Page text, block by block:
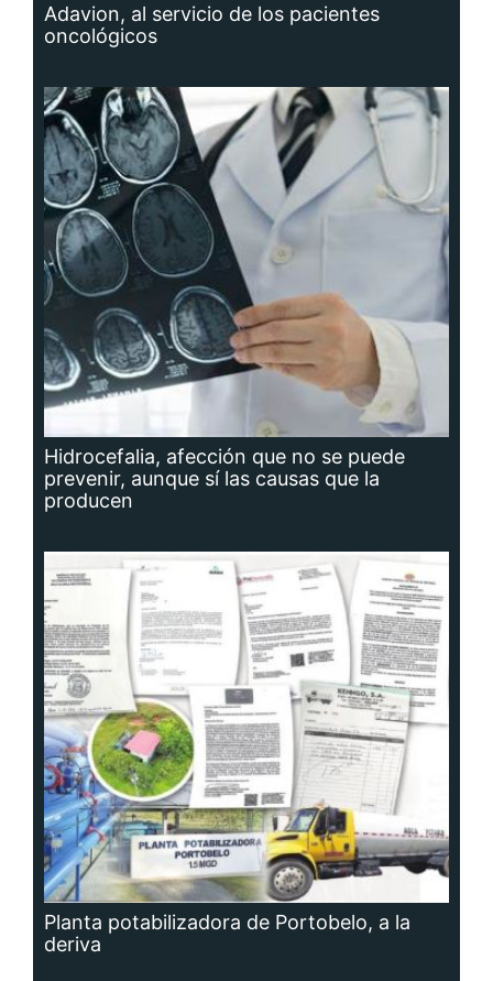
Adavion, al servicio de los pacientes
oncológicos
Hidrocefalia, afección que no se puede
prevenir, aunque sí las causas que la
producen
Planta potabilizadora de Portobelo, a la
deriva